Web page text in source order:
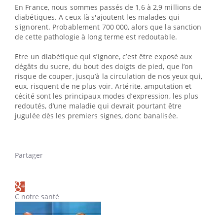
En France, nous sommes passés de 1,6 à 2,9 millions de
diabétiques. A ceux-là s'ajoutent les malades qui
s'ignorent. Probablement 700 000, alors que la sanction
de cette pathologie à long terme est redoutable.
Etre un diabétique qui s’ignore, c’est être exposé aux
dégâts du sucre, du bout des doigts de pied, que l’on
risque de couper, jusqu’à la circulation de nos yeux qui,
eux, risquent de ne plus voir. Artérite, amputation et
cécité sont les principaux modes d’expression, les plus
redoutés, d’une maladie qui devrait pourtant être
jugulée dès les premiers signes, donc banalisée.
Partager
C notre santé